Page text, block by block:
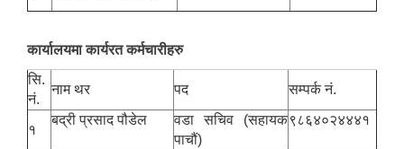
कार्यालयमा कार्यरत कर्मचारीहरु
सि.
नं.
नाम थर पद सम्पर्क नं.
१
बद्री प्रसाद पौडेल वडा सचिव (सहायक
पाचौं)
९८६४०२४४४१